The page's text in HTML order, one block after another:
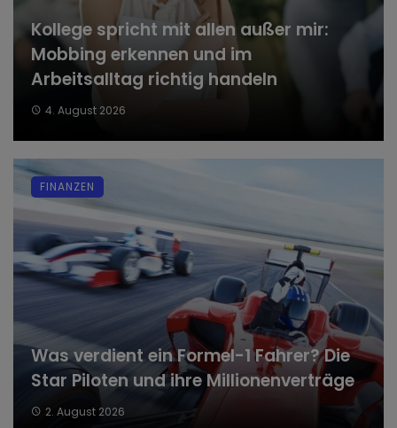
Kollege spricht mit allen außer mir:
Mobbing erkennen und im
Arbeitsalltag richtig handeln
4. August 2026
Was verdient ein Formel-1 Fahrer? Die
Star Piloten und ihre Millionenverträge
2. August 2026
FINANZEN